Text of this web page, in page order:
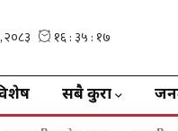
सबै कुरा